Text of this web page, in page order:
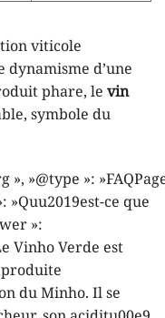
viticole
d’une
phare, le vin
symbole du
», »@type »:
»Quu2019est-ce que
»:
Vinho Verde est
du Minho. Il se